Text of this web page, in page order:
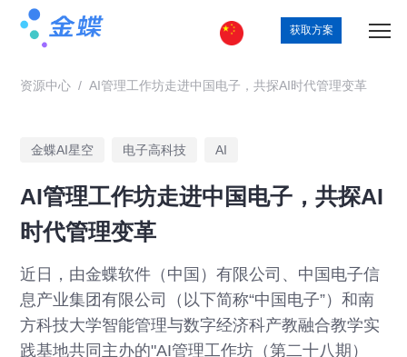
获取方案
资源中心 / AI管理工作坊走进中国电子，共探AI时代管理变革
金蝶AI星空 电子高科技 AI
AI管理工作坊走进中国电子，共探AI
时代管理变革
近日，由金蝶软件（中国）有限公司、中国电子信
息产业集团有限公司（以下简称“中国电子”）和南
方科技大学智能管理与数字经济科产教融合教学实
践基地共同主办的"AI管理工作坊（第二十八期）